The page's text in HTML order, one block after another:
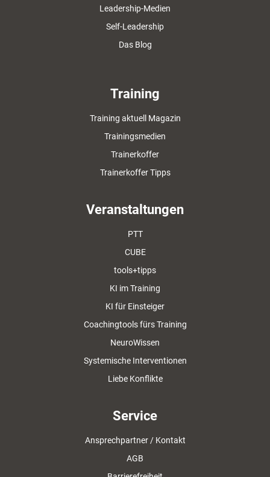
Leadership-Medien
Self-Leadership
Das Blog
Training
Training aktuell Magazin
Trainingsmedien
Trainerkoffer
Trainerkoffer Tipps
Veranstaltungen
PTT
CUBE
tools+tipps
KI im Training
KI für Einsteiger
Coachingtools fürs Training
NeuroWissen
Systemische Interventionen
Liebe Konflikte
Service
Ansprechpartner / Kontakt
AGB